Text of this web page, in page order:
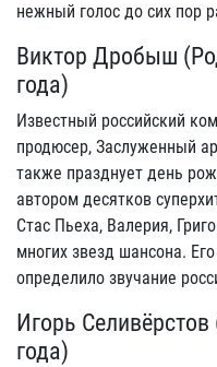
нежный голос до сих пор
Виктор Дробыш
года)
Известный российский
продюсер, Заслуженный
также празднует день
автором десятков
Стас Пьеха, Валерия,
многих звезд шансона.
определило звучание
Игорь
года)